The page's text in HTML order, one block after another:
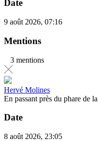
Date
9 août 2026, 07:16
Mentions
3 mentions
Hervé Molines
En passant près du phare de
Date
8 août 2026, 23:05